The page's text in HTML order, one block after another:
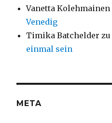
Vanetta Kolehmainen
Venedig
Timika Batchelder zu
einmal sein
META